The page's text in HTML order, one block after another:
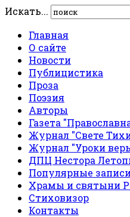
Искать...
Главная
О сайте
Новости
Публицистика
Проза
Поэзия
Авторы
Газета
Журнал "Свете
Журнал "Уроки
ДПЦ Нестора
Популярные записи
Храмы и святыни
Стиховизор
Контакты